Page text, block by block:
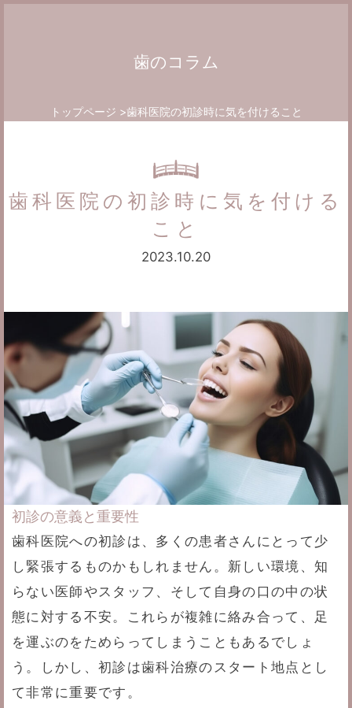
歯のコラム
トップページ 歯科医院の初診時に気を付けること
歯科医院の初診時に気を付ける
こと
2023.10.20
初診の意義と重要性
歯科医院への初診は、多くの患者さんにとって少
し緊張するものかもしれません。新しい環境、知
らない医師やスタッフ、そして自身の口の中の状
態に対する不安。これらが複雑に絡み合って、足
を運ぶのをためらってしまうこともあるでしょ
う。しかし、初診は歯科治療のスタート地点とし
て非常に重要です。